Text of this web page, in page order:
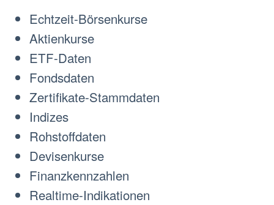
Echtzeit-Börsenkurse
Aktienkurse
ETF-Daten
Fondsdaten
Zertifikate-Stammdaten
Indizes
Rohstoffdaten
Devisenkurse
Finanzkennzahlen
Realtime-Indikationen